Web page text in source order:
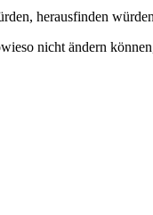
herausfinden
nicht ändern